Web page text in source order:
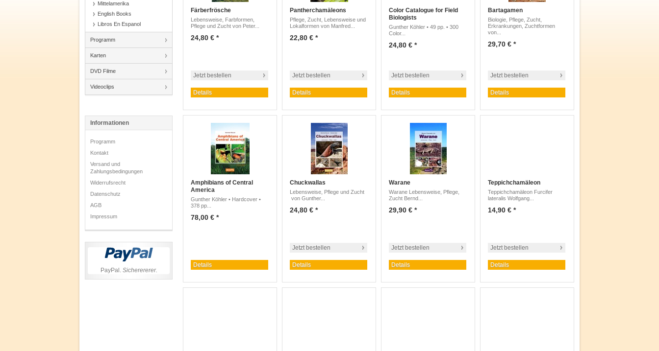
Mittelamerika
English Books
Libros En Espanol
Programm
Karten
DVD Filme
Videoclips
Informationen
Programm
Kontakt
Versand und
Zahlungsbedingungen
Widerrufsrecht
Datenschutz
AGB
Impressum
PayPal. Sicherererer.
Färberfrösche
Lebensweise, Farbformen,
Pflege und Zucht von Peter...
24,80 € *
Jetzt bestellen
Details
Pantherchamäleons
Pflege, Zucht, Lebensweise und
Lokalformen von Manfred...
22,80 € *
Jetzt bestellen
Details
Color Catalogue for Field
Biologists
Gunther Köhler • 49 pp. • 300
Color...
24,80 € *
Jetzt bestellen
Details
Bartagamen
Biologie, Pflege, Zucht,
Erkrankungen, Zuchtformen
von...
29,70 € *
Jetzt bestellen
Details
Amphibians of Central
America
Gunther Köhler • Hardcover •
378 pp...
78,00 € *
Details
Chuckwallas
Lebensweise, Pflege und Zucht
von Gunther...
24,80 € *
Jetzt bestellen
Details
Warane
Warane Lebensweise, Pflege,
Zucht Bernd...
29,90 € *
Jetzt bestellen
Details
Teppichchamäleon
Teppichchamäleon Furcifer
lateralis Wolfgang...
14,90 € *
Jetzt bestellen
Details